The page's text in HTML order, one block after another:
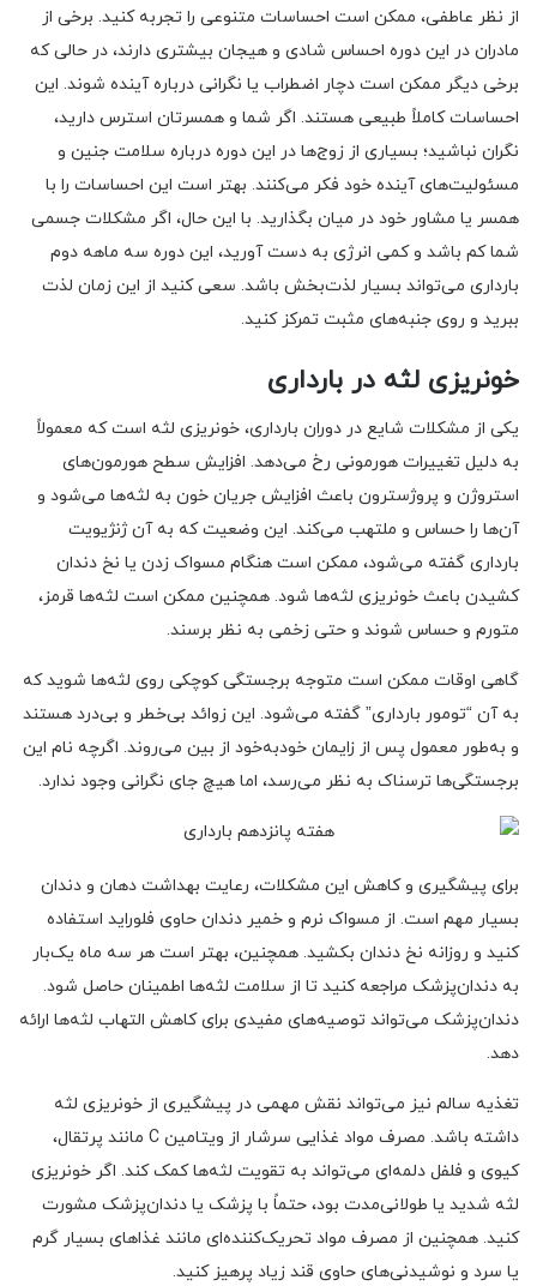
از نظر عاطفی، ممکن است احساسات متنوعی را تجربه کنید. برخی از
مادران در این دوره احساس شادی و هیجان بیشتری دارند، در حالی که
برخی دیگر ممکن است دچار اضطراب یا نگرانی درباره آینده شوند. این
احساسات کاملاً طبیعی هستند. اگر شما و همسرتان استرس دارید،
نگران نباشید؛ بسیاری از زوج‌ها در این دوره درباره سلامت جنین و
مسئولیت‌های آینده خود فکر می‌کنند. بهتر است این احساسات را با
همسر یا مشاور خود در میان بگذارید. با این حال، اگر مشکلات جسمی
شما کم باشد و کمی انرژی به دست آورید، این دوره سه ماهه دوم
بارداری می‌تواند بسیار لذت‌بخش باشد. سعی کنید از این زمان لذت
ببرید و روی جنبه‌های مثبت تمرکز کنید.
خونریزی لثه در بارداری
یکی از مشکلات شایع در دوران بارداری، خونریزی لثه است که معمولاً
به دلیل تغییرات هورمونی رخ می‌دهد. افزایش سطح هورمون‌های
استروژن و پروژسترون باعث افزایش جریان خون به لثه‌ها می‌شود و
آن‌ها را حساس و ملتهب می‌کند. این وضعیت که به آن ژنژیویت
بارداری گفته می‌شود، ممکن است هنگام مسواک زدن یا نخ دندان
کشیدن باعث خونریزی لثه‌ها شود. همچنین ممکن است لثه‌ها قرمز،
متورم و حساس شوند و حتی زخمی به نظر برسند.
گاهی اوقات ممکن است متوجه برجستگی کوچکی روی لثه‌ها شوید که
به آن “تومور بارداری” گفته می‌شود. این زوائد بی‌خطر و بی‌درد هستند
و به‌طور معمول پس از زایمان خودبه‌خود از بین می‌روند. اگرچه نام این
برجستگی‌ها ترسناک به نظر می‌رسد، اما هیچ جای نگرانی وجود ندارد.
برای پیشگیری و کاهش این مشکلات، رعایت بهداشت دهان و دندان
بسیار مهم است. از مسواک نرم و خمیر دندان حاوی فلوراید استفاده
کنید و روزانه نخ دندان بکشید. همچنین، بهتر است هر سه ماه یک‌بار
به دندان‌پزشک مراجعه کنید تا از سلامت لثه‌ها اطمینان حاصل شود.
دندان‌پزشک می‌تواند توصیه‌های مفیدی برای کاهش التهاب لثه‌ها ارائه
دهد.
تغذیه سالم نیز می‌تواند نقش مهمی در پیشگیری از خونریزی لثه
داشته باشد. مصرف مواد غذایی سرشار از ویتامین C مانند پرتقال،
کیوی و فلفل دلمه‌ای می‌تواند به تقویت لثه‌ها کمک کند. اگر خونریزی
لثه شدید یا طولانی‌مدت بود، حتماً با پزشک یا دندان‌پزشک مشورت
کنید. همچنین از مصرف مواد تحریک‌کننده‌ای مانند غذاهای بسیار گرم
یا سرد و نوشیدنی‌های حاوی قند زیاد پرهیز کنید.